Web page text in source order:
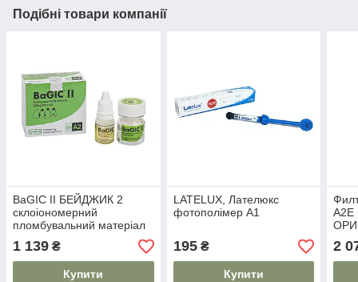
Подібні товари компанії
BaGIC II БЕЙДЖИК 2
склоіономерний
пломбувальний матеріал
2025.01
1 139 ₴
Купити
LATELUX, Лателюкс
фотополімер А1
195₴
Купити
A2E
2